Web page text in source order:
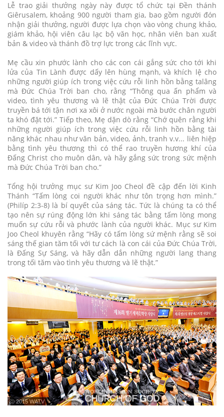
Lễ trao giải thưởng ngày này được tổ chức tại Đền thánh
Giêrusalem, khoảng 900 người tham gia, bao gồm người đón
nhận giải thưởng, người được lựa chọn vào vòng chung khảo,
giám khảo, hội viên câu lạc bộ văn học, nhân viên ban xuất
bản & video và thánh đồ trợ lực trong các lĩnh vực.
Mẹ cầu xin phước lành cho các con cái gắng sức cho tới khi
lửa của Tin Lành được dấy lên hùng mạnh, và khích lệ cho
những người giúp ích trong việc cứu rỗi linh hồn bằng talâng
mà Đức Chúa Trời ban cho, rằng “Thông qua ấn phẩm và
video, tình yêu thương và lẽ thật của Đức Chúa Trời được
truyền bá tới tận nơi xa xôi ở nước ngoài mà bước chân người
ta khó đặt tới.” Tiếp theo, Mẹ dặn dò rằng “Chớ quên rằng khi
những người giúp ích trong việc cứu rỗi linh hồn bằng tài
năng khác nhau như văn bản, video, ảnh, tranh v.v... liên hiệp
bằng tình yêu thương thì có thể rao truyền hương khí của
Đấng Christ cho muôn dân, và hãy gắng sức trong sức mệnh
mà Đức Chúa Trời ban cho.”
Tổng hội trưởng mục sư Kim Joo Cheol đề cập đến lời Kinh
Thánh “Tấm lòng coi người khác như tôn trọng hơn mình.”
(Philíp 2:3-8) là bí quyết của sáng tác. Tức là chúng ta có thể
tạo nên sự rúng động lớn khi sáng tác bằng tấm lòng mong
muốn sự cứu rỗi và phước lành của người khác. Mục sư Kim
Joo Cheol khuyên rằng “Hãy có tấm lòng sứ mệnh rằng sẽ soi
sáng thế gian tăm tối với tư cách là con cái của Đức Chúa Trời,
là Đấng Sự Sáng, và hãy dẫn dắn những người lang thang
trong tối tăm vào tình yêu thương và lẽ thật.”
ⓒ 2015 WATV